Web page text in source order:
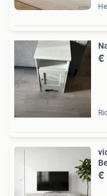
€
€